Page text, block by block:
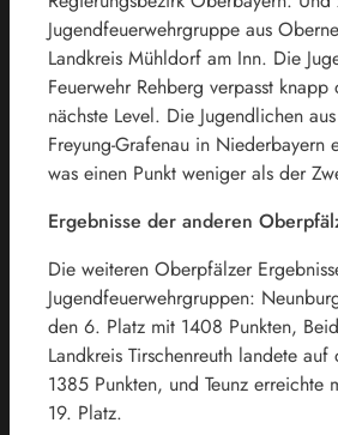
Jugendfeuerwehrgruppe aus
Landkreis Mühldorf am Inn. Die
Feuerwehr Rehberg verpasst
nächste Level. Die Jugendlichen
Freyung-Grafenau in Niederbayern
was einen Punkt weniger als der
Ergebnisse der anderen
Die weiteren Oberpfälzer
Jugendfeuerwehrgruppen:
den 6. Platz mit 1408 Punkten,
Landkreis Tirschenreuth landete auf
1385 Punkten, und Teunz erreichte
19. Platz.